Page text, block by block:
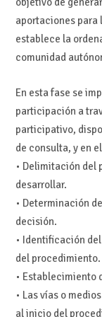
aportaciones para
establece la
comunidad
En esta fase se
participación a
participativo,
de consulta, y en
• Delimitación del
desarrollar.
• Determinación
decisión.
• Identificación
del procedimiento.
• Establecimiento
• Las vías o
al inicio del